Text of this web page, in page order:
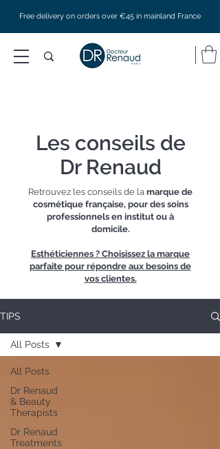
Free delivery on orders over €45 in mainland France
Les conseils de
Dr Renaud
Retrouvez les conseils de la marque de
cosmétique française, pour des soins
professionnels en institut ou à
domicile.
Esthéticiennes ? Choisissez la marque
parfaite pour répondre aux besoins de
vos clientes.
TIPS
All Posts
Dr Renaud
& Beauty
Therapists
Dr Renaud
Treatments
All Posts